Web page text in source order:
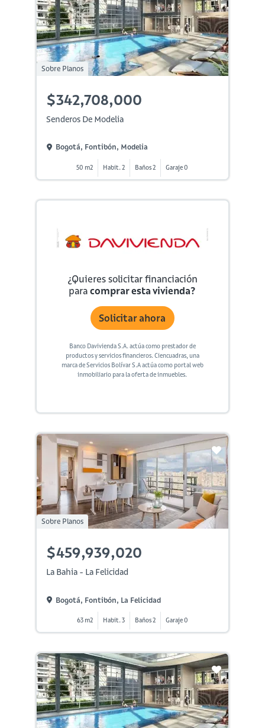
Sobre Planos
$342,708,000
Senderos De Modelia
Bogotá, Fontibón, Modelia
50 m2 Habit. 2 Baños 2 Garaje 0
¿Quieres solicitar financiación
paracomprar esta vivienda?
Solicitar ahora
Banco Davivienda S.A. actúa como prestador de
productos y servicios financieros. Ciencuadras, una
marca de Servicios Bolívar S.A actúa como portal web
inmobiliario para la oferta de inmuebles.
Sobre Planos
$459,939,020
La Bahia - La Felicidad
Bogotá, Fontibón, La Felicidad
63 m2 Habit. 3 Baños 2 Garaje 0